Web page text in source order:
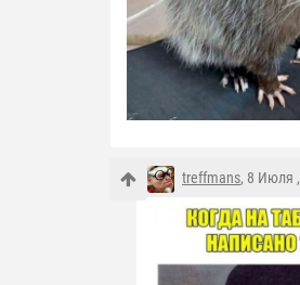
treffmans, 8 Июля ,